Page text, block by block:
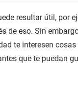
resultar útil, por
de eso. Sin
te interesen
que te puedan